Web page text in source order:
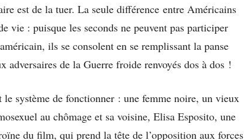
est de la tuer. La seule différence entre Américains
vie : puisque les seconds ne peuvent pas participer
ils se consolent en se remplissant la panse
adversaires de la Guerre froide renvoyés dos à dos !
le système de fonctionner : une femme noire, un vieux
au chômage et sa voisine, Elisa Esposito, une
du film, qui prend la tête de l’opposition aux forces